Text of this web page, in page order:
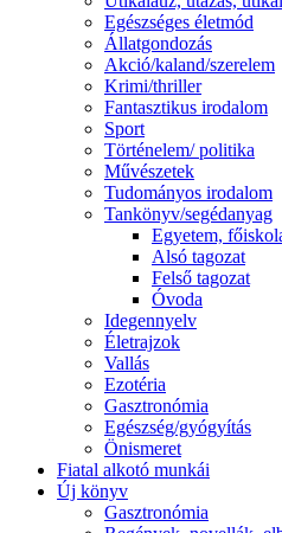
Egészséges életmód
Állatgondozás
Akció/kaland/szerelem
Krimi/thriller
Fantasztikus irodalom
Sport
Történelem/ politika
Művészetek
Tudományos irodalom
Tankönyv/segédanyag
Egyetem,
Alsó tagozat
Felső tagozat
Óvoda
Idegennyelv
Életrajzok
Vallás
Ezotéria
Gasztronómia
Egészség/gyógyítás
Önismeret
Fiatal alkotó munkái
Új könyv
Gasztronómia